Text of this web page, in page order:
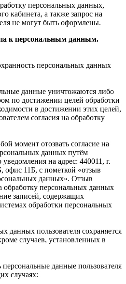
персональных данных,
кабинета, а также запрос на
не могут быть оформлены.
к персональным данным.
персональных данных
данные уничтожаются либо
по достижении целей обработки
в достижении этих целей,
согласия на обработку
момент отозвать согласие на
данных путём
на адрес: 440011, г.
офис 11Б, с пометкой «отзыв
данных». Отзыв
обработку персональных данных
записей, содержащих
обработки персональных
данных пользователя сохраняется
случаев, установленных в
данные пользователя
случаях: